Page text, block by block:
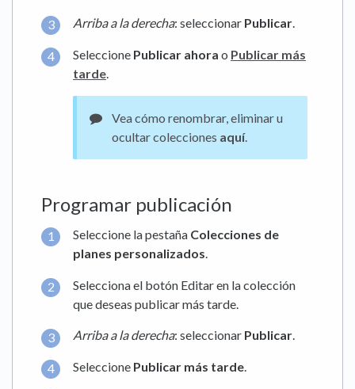
Arriba a la derecha: seleccionar Publicar.
Seleccione Publicar ahora o Publicar más
tarde
Vea cómo renombrar, eliminar u
ocultar colecciones aquí.
Programar publicación
Seleccione la pestaña Colecciones de
planes personalizados.
Selecciona el botón Editar en la colección
que deseas publicar más tarde.
Arriba a la derecha: seleccionar Publicar.
Seleccione Publicar más tarde.